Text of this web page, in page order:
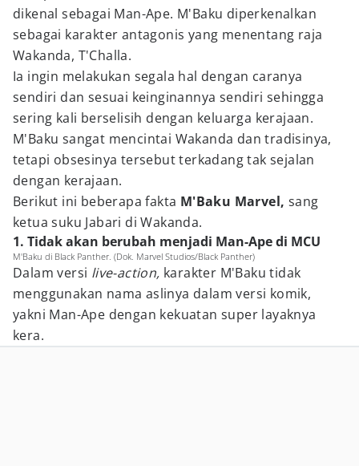
dikenal sebagai Man-Ape. M'Baku diperkenalkan
sebagai karakter antagonis yang menentang raja
Wakanda, T'Challa.
Ia ingin melakukan segala hal dengan caranya
sendiri dan sesuai keinginannya sendiri sehingga
sering kali berselisih dengan keluarga kerajaan.
M'Baku sangat mencintai Wakanda dan tradisinya,
tetapi obsesinya tersebut terkadang tak sejalan
dengan kerajaan.
Berikut ini beberapa fakta M'Baku Marvel, sang
ketua suku Jabari di Wakanda.
1. Tidak akan berubah menjadi Man-Ape di MCU
M'Baku di Black Panther. (Dok. Marvel Studios/Black Panther)
Dalam versi live-action, karakter M'Baku tidak
menggunakan nama aslinya dalam versi komik,
yakni Man-Ape dengan kekuatan super layaknya
kera.